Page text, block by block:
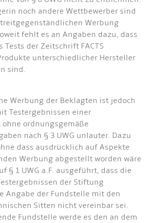
noch andere Wettbewerber sind
Werbung
fehlt es an Angaben dazu, dass
Tests der Zeitschrift FACTS
unterschiedlicher Hersteller
sind.
Werbung der Beklagten ist jedoch
Testergebnissen einer
ordnungsgemäße
nach § 3 UWG unlauter. Dazu
dass ausdrücklich auf Aspekte
Werbung abgestellt worden wäre
§ 1 UWG a.F. ausgeführt, dass die
der Stiftung
Angabe der Fundstelle mit den
Sitten nicht vereinbar sei.
Fundstelle werde es den an dem